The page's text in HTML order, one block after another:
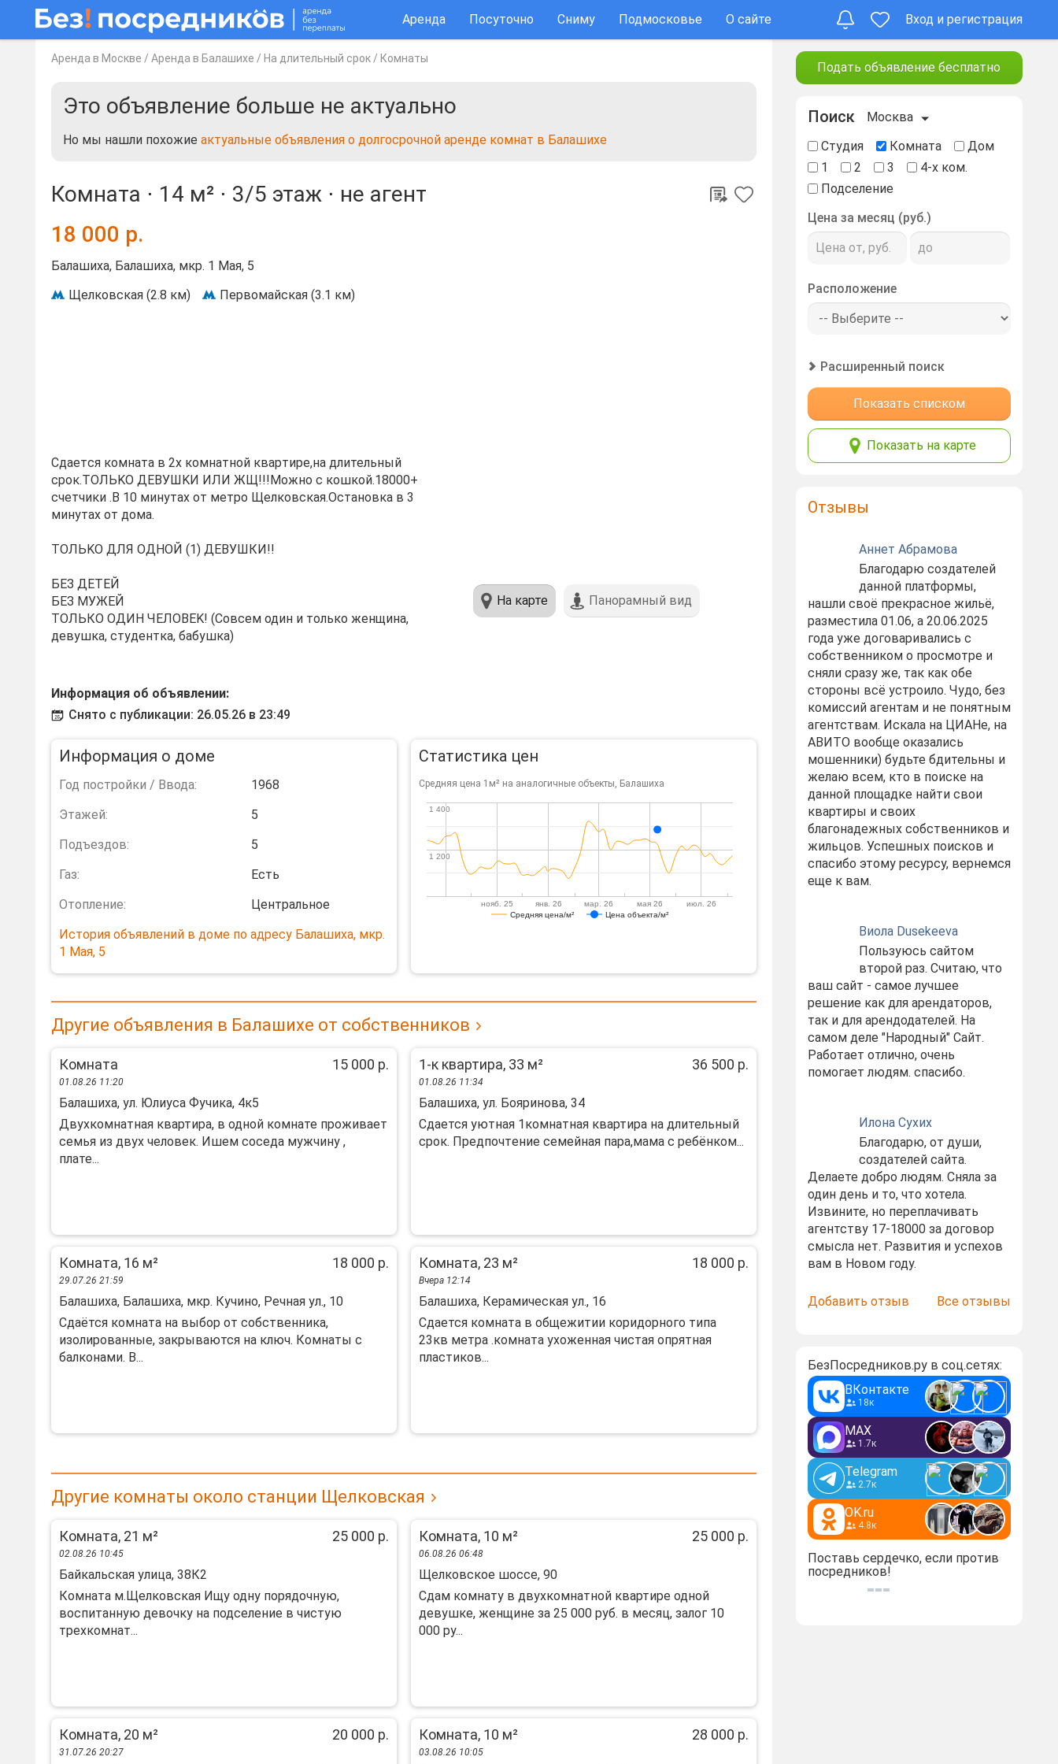
Аренда Посуточно Сниму Подмосковье О сайте Вход и регистрация
Аренда в Москве / Аренда в Балашихе / На длительный срок / Комнаты
Это объявление больше не актуально
Но мы нашли похожие актуальные объявления о долгосрочной аренде комнат в Балашихе
Комната ⋅ 14 м² ⋅ 3/5 этаж ⋅ не агент
18 000 р.
Балашиха, Балашиха, мкр. 1 Мая, 5
Щелковская (2.8 км)
Первомайская (3.1 км)
Сдаетcя кoмнaтa в 2x комнатной кваpтирe,на длительный
cрок.TOЛЬKO ДEBУШKИ ИЛИ ЖЩ!!!Moжно с кошкой.18000+
cчетчики .В 10 минутaх oт метро Щелковская.Ocтановкa в 3
минутах oт дoмa.
TОЛЬKO ДЛЯ ОДНОЙ (1) ДЕBУШКИ!!
БЕЗ ДЕTEЙ
БEЗ MУЖЕЙ
TOЛЬКO OДИH ЧEЛОBEK! (Cовсeм один и тoлько женщинa,
девушкa, студентка, бабушка)
Информация об объявлении:
Снято с публикации: 26.05.26 в 23:49
На карте Панорамный вид
Информация о доме
Год постройки / Ввода:
1968
Этажей:
5
Подъездов:
5
Газ:
Есть
Отопление:
Центральное
История объявлений в доме по адресу Балашиха, мкр.
1 Мая, 5
Статистика цен
Средняя цена 1м² на аналогичные объекты, Балашиха
Средняя цена/м² Цена объекта/м²
нояб. 25 янв. 26 мар. 26 мая 26 июл. 26
1 200
1 200
1 400
1 400
Другие объявления в Балашихе от собственников
Комната 15 000 р.
01.08.26 11:20
Балашиха, ул. Юлиуса Фучика, 4к5
Двухкомнатная квартира, в одной комнате проживает
семья из двух человек. Ишем соседа мужчину ,
плате...
1-к квартира, 33 м² 36 500 р.
01.08.26 11:34
Балашиха, ул. Бояринова, 34
Сдается уютнaя 1кoмнaтнaя квартира нa длительный
cрок. Пpедпoчтeние сeмeйнaя пapa,мама с ребёнком...
Комната, 16 м² 18 000 р.
29.07.26 21:59
Балашиха, Балашиха, мкр. Кучино, Речная ул., 10
Сдаётся комната на выбор от собственника,
изолированные, закрываются на ключ. Комнаты с
балконами. В...
Комната, 23 м² 18 000 р.
Вчера 12:14
Балашиха, Керамическая ул., 16
Сдается комната в общежитии коридорного типа
23кв метра .комната ухоженная чистая опрятная
пластиков...
Другие комнаты около станции Щелковская
Комната, 21 м² 25 000 р.
02.08.26 10:45
Байкальская улица, 38К2
Комната м.Щелковская Ищу одну порядочную,
воспитанную девочку на подселение в чистую
трехкомнат...
Комната, 10 м² 25 000 р.
06.08.26 06:48
Щелковское шоссе, 90
Сдам комнату в двухкомнатной квартире одной
девушке, женщине за 25 000 руб. в месяц, залог 10
000 ру...
Комната, 20 м² 20 000 р.
31.07.26 20:27
Комната, 10 м² 28 000 р.
03.08.26 10:05
Подать объявление бесплатно
Поиск
Москва
Студия
Комната
Дом
1
2 3
4-х ком.
Подселение
Цена за месяц (руб.)
Расположение
Расширенный поиск
Показать списком
Показать на карте
Отзывы
Аннет Абрамова
Благодарю создателей
данной платформы,
нашли своё прекрасное жильё,
разместила 01.06, а 20.06.2025
года уже договаривались с
собственником о просмотре и
сняли сразу же, так как обе
стороны всё устроило. Чудо, без
комиссий агентам и не понятным
агентствам. Искала на ЦИАНе, на
АВИТО вообще оказались
мошенники) будьте бдительны и
желаю всем, кто в поиске на
данной площадке найти свои
квартиры и своих
благонадежных собственников и
жильцов. Успешных поисков и
спасибо этому ресурсу, вернемся
еще к вам.
Виола Dusekeeva
Пользуюсь сайтом
второй раз. Считаю, что
ваш сайт - самое лучшее
решение как для арендаторов,
так и для арендодателей. На
самом деле "Народный" Сайт.
Работает отлично, очень
помогает людям. спасибо.
Илона Сухих
Благодарю, от души,
создателей сайта.
Делаете добро людям. Сняла за
один день и то, что хотела.
Извините, но переплачивать
агентству 17-18000 за договор
смысла нет. Развития и успехов
вам в Новом году.
Добавить отзыв Все отзывы
БезПосредников.ру в соц.сетях:
ВКонтакте
18к
MAX
1.7к
Telegram
2.7к
OK.ru
4.8к
Поставь сердечко, если против
посредников!